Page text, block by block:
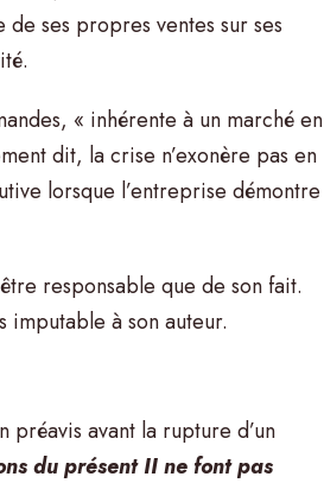
ses propres ventes sur ses
« inhérente à un marché en
dit, la crise n’exonère pas en
lorsque l’entreprise démontre
responsable que de son fait.
imputable à son auteur.
préavis avant la rupture d’un
du présent II ne font pas